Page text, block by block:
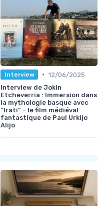
Interview • 12/06/2025
Interview de Jokin
Etcheverria : Immersion dans
la mythologie basque avec
“Irati” - le film médiéval
fantastique de Paul Urkijo
Alijo